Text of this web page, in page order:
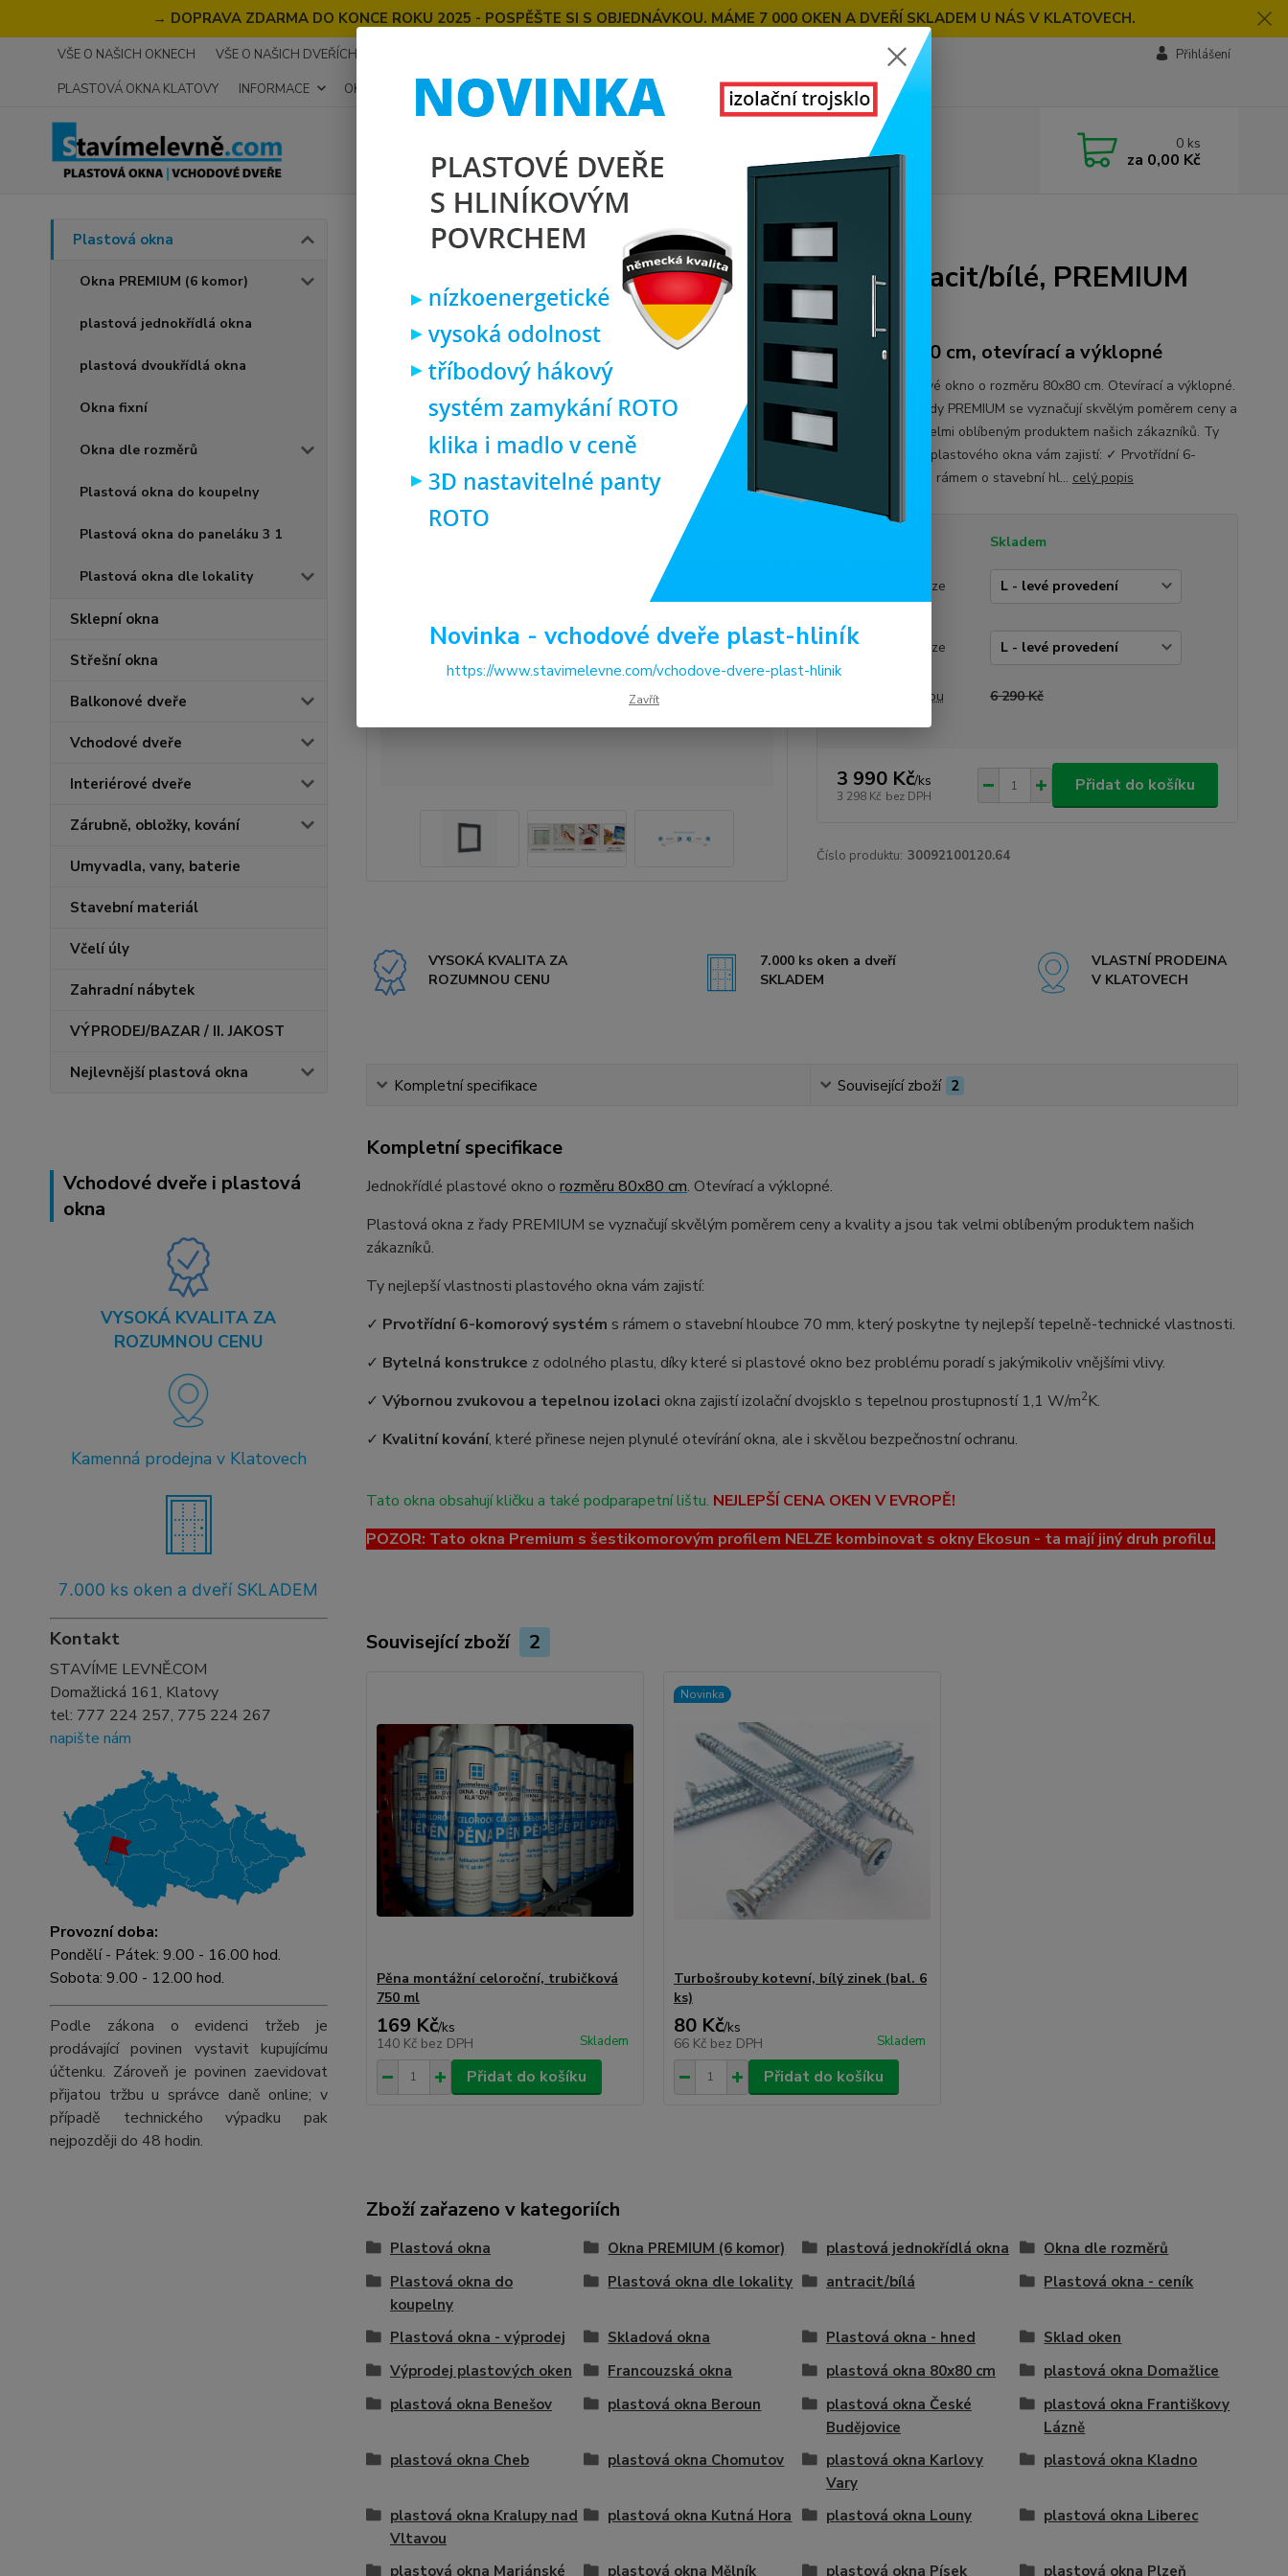
→ DOPRAVA ZDARMA DO KONCE ROKU 2025 - POSPĚŠTE SI S OBJEDNÁVKOU. MÁME 7 000 OKEN A DVEŘÍ SKLADEM U NÁS V KLATOVECH.
VŠE O NAŠICH OKNECH VŠE O NAŠICH DVEŘÍCH
PLASTOVÁ OKNA KLATOVY
INFORMACE OKNA NA MÍRU KONTAKT O NÁS
Přihlášení
0 ks
za 0,00 Kč
Plastová okna
Okna PREMIUM (6 komor)
plastová jednokřídlá okna
plastová dvoukřídlá okna
Okna fixní
Okna dle rozměrů
Plastová okna do koupelny
Plastová okna do paneláku 3 1
Plastová okna dle lokality
Sklepní okna
Střešní okna
Balkonové dveře
Vchodové dveře
Interiérové dveře
Zárubně, obložky, kování
Umyvadla, vany, baterie
Stavební materiál
Včelí úly
Zahradní nábytek
VÝPRODEJ/BAZAR / II. JAKOST
Nejlevnější plastová okna
Vchodové dveře i plastová
okna
VYSOKÁ KVALITA ZA
ROZUMNOU CENU
Kamenná prodejna v Klatovech
7.000 ks oken a dveří SKLADEM
Kontakt
STAVÍME LEVNĚ.COM
Domažlická 161, Klatovy
tel: 777 224 257, 775 224 267
napište nám
Provozní doba:
Pondělí - Pátek: 9.00 - 16.00 hod.
Sobota: 9.00 - 12.00 hod.
Podle zákona o evidenci tržeb je
prodávající povinen vystavit kupujícímu
účtenku. Zároveň je povinen zaevidovat
přijatou tržbu u správce daně online; v
případě technického výpadku pak
nejpozději do 48 hodin.
Plastová okna plastové okno 80x80 cm, jednokřídlé, antracit/bílé, PREMIUM 7000
plastové okno 80x80 cm, jednokřídlé, antracit/bílé, PREMIUM
7000
rozměr 80x80 cm, otevírací a výklopné
Jednokřídlé plastové okno o rozměru 80x80 cm. Otevírací a výklopné.
Plastová okna z řady PREMIUM se vyznačují skvělým poměrem ceny a
kvality a jsou tak velmi oblíbeným produktem našich zákazníků. Ty
nejlepší vlastnosti plastového okna vám zajistí: ✓ Prvotřídní 6-
komorový systém s rámem o stavební hl... celý popis
Skladem
(obrázek je pouze
ilustrační)
Provedení okna
(obrázek je pouze
ilustrační)
Cena před slevou
6 290 Kč
3 990 Kč/ks
3 298 Kč bez DPH
Přidat do košíku
Číslo produktu: 30092100120.64
VYSOKÁ KVALITA ZA
ROZUMNOU CENU
7.000 ks oken a dveří
SKLADEM
VLASTNÍ PRODEJNA
V KLATOVECH
Kompletní specifikace Související zboží 2
Kompletní specifikace
Jednokřídlé plastové okno o rozměru 80x80 cm. Otevírací a výklopné.
Plastová okna z řady PREMIUM se vyznačují skvělým poměrem ceny a kvality a jsou tak velmi oblíbeným produktem našich
zákazníků.
Ty nejlepší vlastnosti plastového okna vám zajistí:
✓ Prvotřídní 6-komorový systém s rámem o stavební hloubce 70 mm, který poskytne ty nejlepší tepelně-technické vlastnosti.
✓ Bytelná konstrukce z odolného plastu, díky které si plastové okno bez problému poradí s jakýmikoliv vnějšími vlivy.
✓ Výbornou zvukovou a tepelnou izolaci okna zajistí izolační dvojsklo s tepelnou prostupností 1,1 W/m2K.
✓ Kvalitní kování, které přinese nejen plynulé otevírání okna, ale i skvělou bezpečnostní ochranu.
Tato okna obsahují kličku a také podparapetní lištu. NEJLEPŠÍ CENA OKEN V EVROPĚ!
POZOR: Tato okna Premium s šestikomorovým profilem NELZE kombinovat s okny Ekosun - ta mají jiný druh profilu.
Související zboží 2
Pěna montážní celoroční, trubičková
750 ml
169 Kč/ks
140 Kč bez DPH Skladem
Přidat do košíku
Novinka
Turbošrouby kotevní, bílý zinek (bal. 6
ks)
80 Kč/ks
66 Kč bez DPH Skladem
Přidat do košíku
Zboží zařazeno v kategoriích
Plastová okna Okna PREMIUM (6 komor) plastová jednokřídlá okna
Okna dle rozměrů
Plastová okna do
koupelny
Plastová okna dle lokality antracit/bílá Plastová okna - ceník
Plastová okna - výprodej Skladová okna Plastová okna - hned
Sklad oken
Výprodej plastových oken
Francouzská okna plastová okna 80x80 cm
plastová okna Domažlice
plastová okna Benešov
plastová okna Beroun
plastová okna České
Budějovice
plastová okna Františkovy
Lázně
plastová okna Cheb
plastová okna Chomutov
plastová okna Karlovy
Vary
plastová okna Kladno
plastová okna Kralupy nad
Vltavou
plastová okna Kutná Hora plastová okna Louny plastová okna Liberec
plastová okna Mariánské plastová okna Mělník plastová okna Písek plastová okna Plzeň
Novinka - vchodové dveře plast-hliník
https://www.stavimelevne.com/vchodove-dvere-plast-hlinik
Zavřít